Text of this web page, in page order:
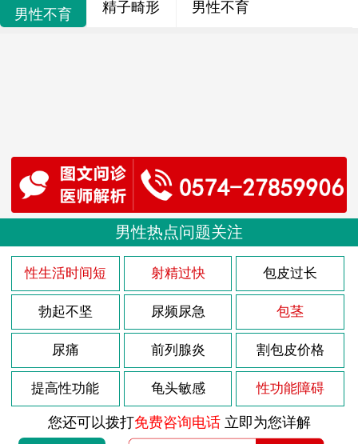
男性不育 精子畸形 男性不育
男性热点问题关注
性生活时间短 射精过快 包皮过长
勃起不坚 尿频尿急 包茎
尿痛 前列腺炎 割包皮价格
提高性功能 龟头敏感 性功能障碍
您还可以拨打免费咨询电话立即为您详解